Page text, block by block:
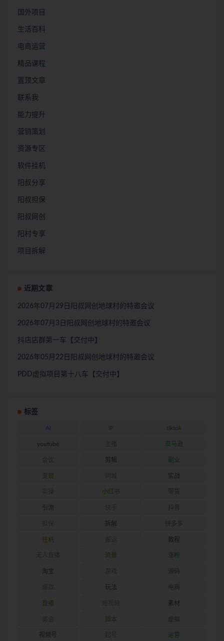
国外项目
生活百科
电商运营
精品课程
置顶文章
联系我
能力提升
营销策划
资源专区
软件挂机
阳叔分享
阳叔担保
阳叔网创
阳村专享
项目拆解
近期文章
2026年07月29日阳叔网创地球村的特邀会议
2026年07月3日阳叔网创地球村的特邀会议
抖店店群第一车【交付中】
2026年05月22日阳叔网创地球村的特邀会议
PDD虚拟项目第十八车【交付中】
标签
AI IP tiktok
youtube 亚马逊
剪辑 副业
变现 实战
小红书 带货
引流 抖音
拆解 拼多多
挂机 教程
流量 涨粉
淘宝 源码
玩法 电商
直播 素材
脚本 虚拟
视频号 运营